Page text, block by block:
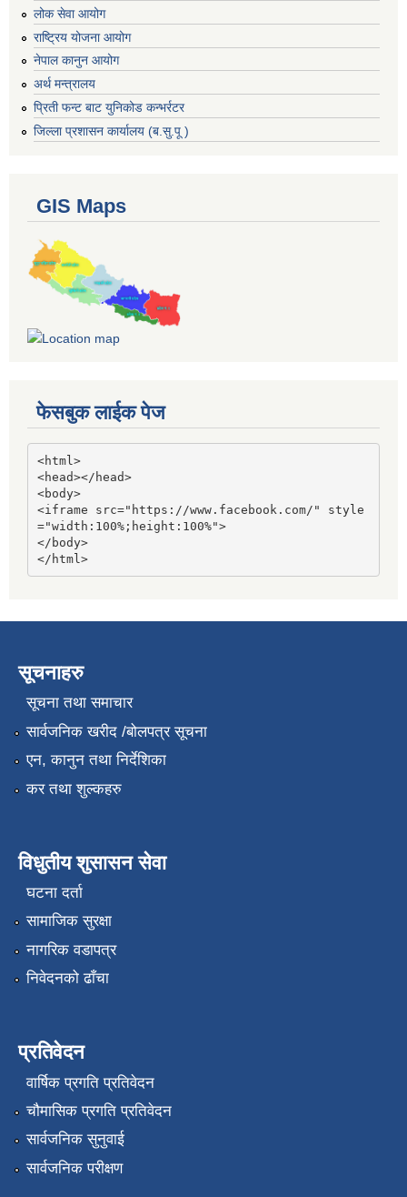
लोक सेवा आयोग
राष्ट्रिय योजना आयोग
नेपाल कानुन आयोग
अर्थ मन्त्रालय
प्रिती फन्ट बाट युनिकोड कन्भर्रटर
जिल्ला प्रशासन कार्यालय (ब.सु.पू )
GIS Maps
फेसबुक लाईक पेज
<html>
<head></head>
<body>
<iframe src="https://www.facebook.com/" style
="width:100%;height:100%">
</body>
</html>
सूचनाहरु
सूचना तथा समाचार
सार्वजनिक खरीद /बोलपत्र सूचना
एन, कानुन तथा निर्देशिका
कर तथा शुल्कहरु
विधुतीय शुसासन सेवा
घटना दर्ता
सामाजिक सुरक्षा
नागरिक वडापत्र
निवेदनको ढाँचा
प्रतिवेदन
वार्षिक प्रगति प्रतिवेदन
चौमासिक प्रगति प्रतिवेदन
सार्वजनिक सुनुवाई
सार्वजनिक परीक्षण